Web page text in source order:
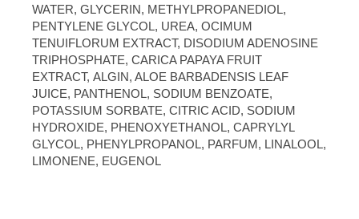
WATER, GLYCERIN, METHYLPROPANEDIOL,
PENTYLENE GLYCOL, UREA, OCIMUM
TENUIFLORUM EXTRACT, DISODIUM ADENOSINE
TRIPHOSPHATE, CARICA PAPAYA FRUIT
EXTRACT, ALGIN, ALOE BARBADENSIS LEAF
JUICE, PANTHENOL, SODIUM BENZOATE,
POTASSIUM SORBATE, CITRIC ACID, SODIUM
HYDROXIDE, PHENOXYETHANOL, CAPRYLYL
GLYCOL, PHENYLPROPANOL, PARFUM, LINALOOL,
LIMONENE, EUGENOL